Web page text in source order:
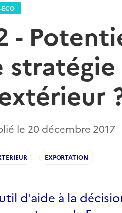
ECO
-
le 20 décembre 2017
EXPORTATION
d'aide à la